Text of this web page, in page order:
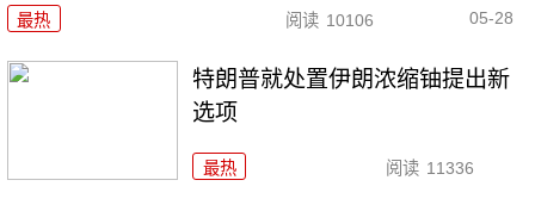
最热 阅读 10106 05-28
特朗普就处置伊朗浓缩铀提出新
选项
最热 阅读 11336